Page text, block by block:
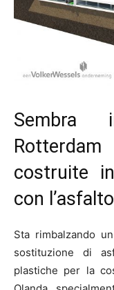
Sembra
costruite
con l’asfalto
Sta rimbalzando
sostituzione di
plastiche per la